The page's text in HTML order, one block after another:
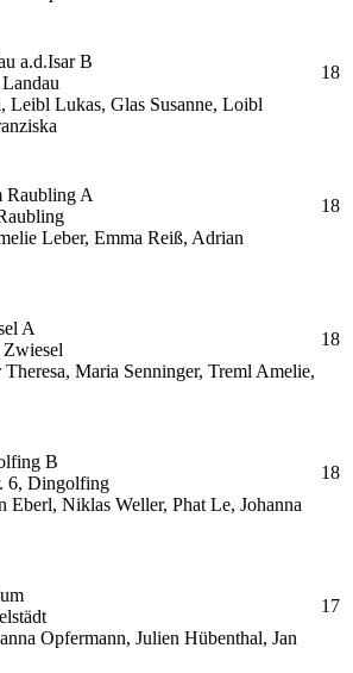
a.d.IsarB
Leibl Lukas, Glas Susanne, Loibl
18
Raubling A
Leber, Emma Reiß, Adrian
18
A
Maria Senninger, Treml Amelie,
18
B
6, Dingolfing
Eberl, Niklas Weller, Phat Le, Johanna
18
Opfermann, Julien Hübenthal, Jan
17